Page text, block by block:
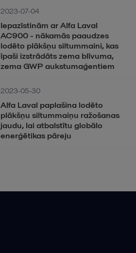
2023-07-04
Iepazīstinām ar Alfa Laval
AC900 - nākamās paaudzes
lodēto plākšņu siltummaini, kas
īpaši izstrādāts zema blīvuma,
zema GWP aukstumaģentiem
2023-05-30
Alfa Laval paplašina lodēto
plākšņu siltummaiņu ražošanas
jaudu, lai atbalstītu globālo
enerģētikas pāreju